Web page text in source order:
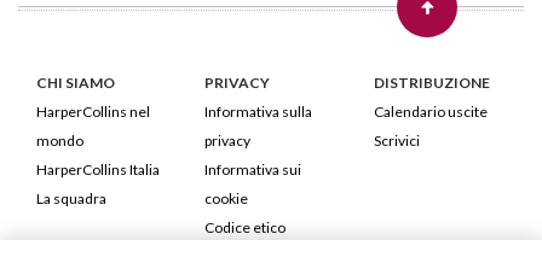
CHI SIAMO
HarperCollins nel
mondo
HarperCollins Italia
La squadra
PRIVACY
Informativa sulla
privacy
Informativa sui
cookie
Codice etico
DISTRIBUZIONE
Calendario uscite
Scrivici